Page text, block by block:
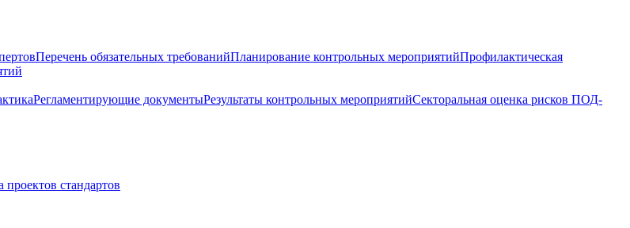
Перечень обязательных требованийПланирование контрольных мероприятийПрофилактическая
Регламентирующие документыРезультаты контрольных мероприятийСекторальная оценка рисков ПОД-
проектов стандартов